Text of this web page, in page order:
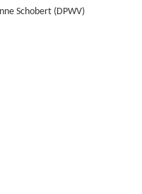
Schobert (DPWV)